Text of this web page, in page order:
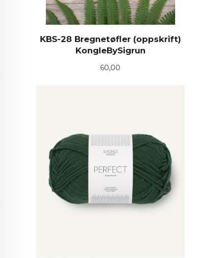
KBS-28 Bregnetøfler (oppskrift)
KongleBySigrun
Pris
60,00